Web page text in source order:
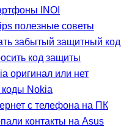
INOI
полезные советы
забытый защитный код
код защиты
оригинал или нет
коды Nokia
с телефона на ПК
контакты на Asus